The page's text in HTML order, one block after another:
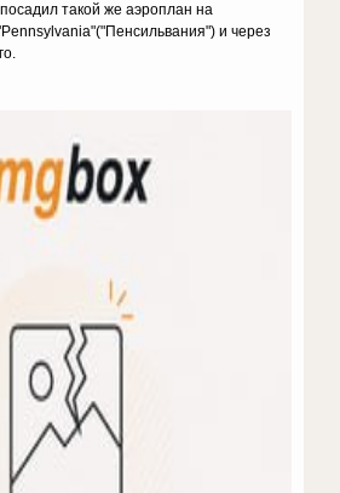
такой же аэроплан на
и через